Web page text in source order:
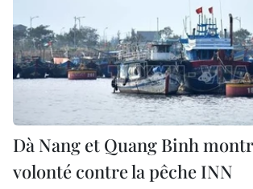
Dà Nang et Quang Binh
volonté contre la pêche INN